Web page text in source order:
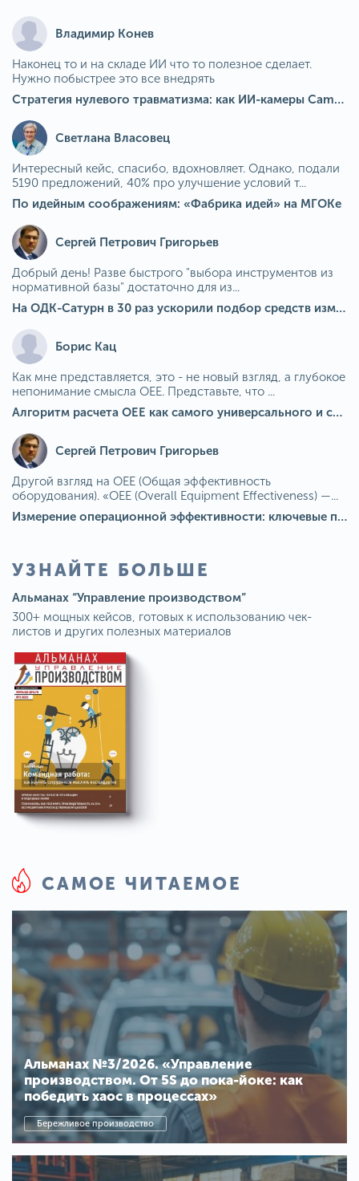
Владимир Конев
Наконец то и на складе ИИ что то полезное сделает.
Нужно побыстрее это все внедрять
Стратегия нулевого травматизма: как ИИ-камеры Camkord снижают риск наезда на пешехода при работе на погрузчике
Светлана Власовец
Интересный кейс, спасибо, вдохновляет. Однако, подали
5190 предложений, 40% про улучшение условий т...
По идейным соображениям: «Фабрика идей» на МГОКе
Сергей Петрович Григорьев
Добрый день! Разве быстрого "выбора инструментов из
нормативной базы" достаточно для из...
На ОДК-Сатурн в 30 раз ускорили подбор средств измерения для контроля качества продукции
Борис Кац
Как мне представляется, это - не новый взгляд, а глубокое
непонимание смысла OEE. Представьте, что ...
Алгоритм расчета ОЕЕ как самого универсального и современного показателя эффективности оборудования в мире
Сергей Петрович Григорьев
Другой взгляд на OEE (Общая эффективность
оборудования). «OEE (Overall Equipment Effectiveness) —...
Измерение операционной эффективности: ключевые показатели для непрерывного совершенствования
УЗНАЙТЕ БОЛЬШЕ
Альманах “Управление производством”
300+ мощных кейсов, готовых к использованию чек-
листов и других полезных материалов
САМОЕ ЧИТАЕМОЕ
Альманах №3/2026. «Управление
производством. От 5S до пока-йоке: как
победить хаос в процессах»
Бережливое производство